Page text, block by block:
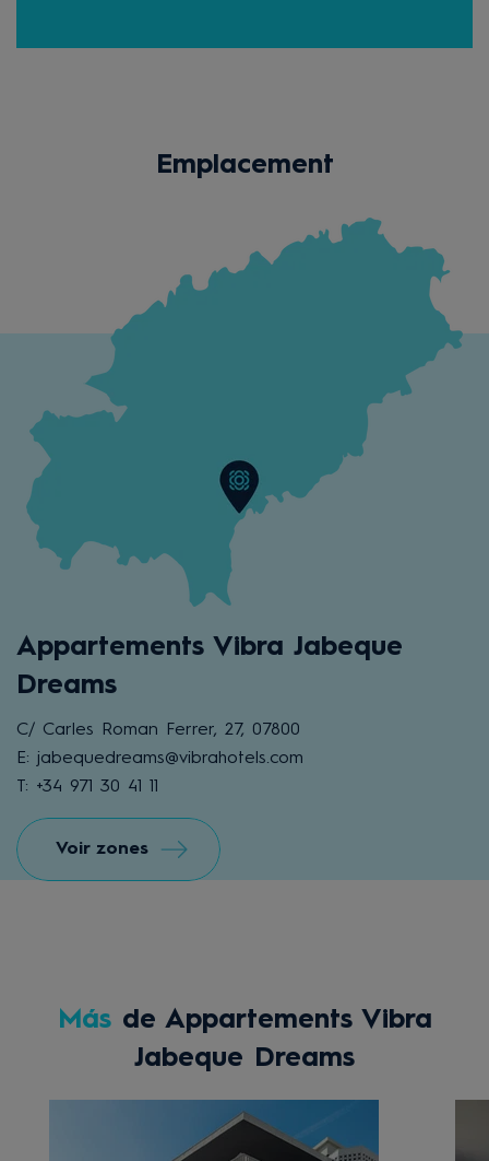
Emplacement
Appartements Vibra Jabeque
Dreams
C/ Carles Roman Ferrer, 27, 07800
E: jabequedreams@vibrahotels.com
T: +34 971 30 41 11
Voir zones
Másde Appartements Vibra
Jabeque Dreams